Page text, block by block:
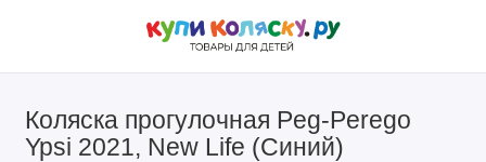
Коляска прогулочная Peg-Perego
Ypsi 2021, New Life (Синий)